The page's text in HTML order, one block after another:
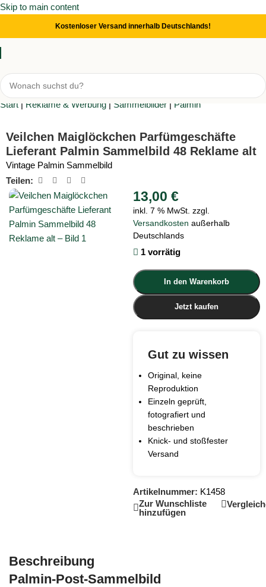
Skip to main content
Kostenloser Versand innerhalb Deutschlands!
Start | Reklame & Werbung | Sammelbilder | Palmin
Veilchen Maiglöckchen Parfümgeschäfte
Lieferant Palmin Sammelbild 48 Reklame alt
Vintage Palmin Sammelbild
Teilen:
13,00 €
inkl. 7 % MwSt. zzgl.
Versandkosten außerhalb
Deutschlands
1 vorrätig
In den Warenkorb
Jetzt kaufen
Gut zu wissen
Original, keine
Reproduktion
Einzeln geprüft,
fotografiert und
beschrieben
Knick- und stoßfester
Versand
Artikelnummer: K1458
Zur Wunschliste
hinzufügen
Beschreibung
Palmin-Post-Sammelbild